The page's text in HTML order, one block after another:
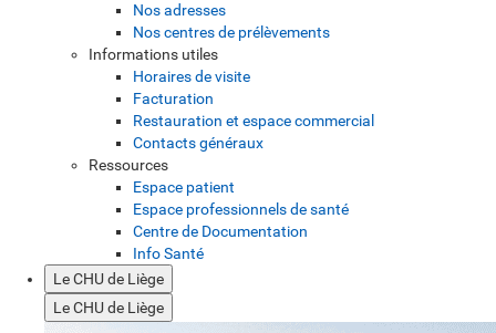
Nos adresses
Nos centres de prélèvements
Informations utiles
Horaires de visite
Facturation
Restauration et espace commercial
Contacts généraux
Ressources
Espace patient
Espace professionnels de santé
Centre de Documentation
Info Santé
Le CHU de Liège
Le CHU de Liège